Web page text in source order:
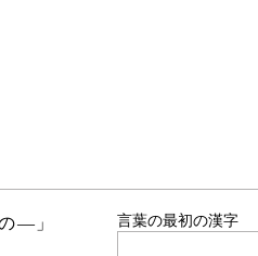
―」 言葉の最初の漢字